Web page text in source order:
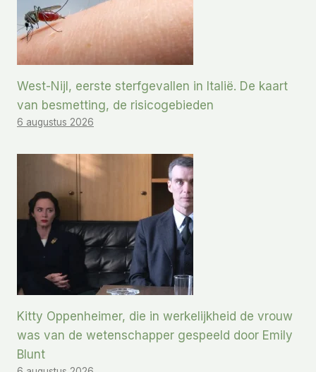
West-Nijl, eerste sterfgevallen in Italië. De kaart
van besmetting, de risicogebieden
6 augustus 2026
Kitty Oppenheimer, die in werkelijkheid de vrouw
was van de wetenschapper gespeeld door Emily
Blunt